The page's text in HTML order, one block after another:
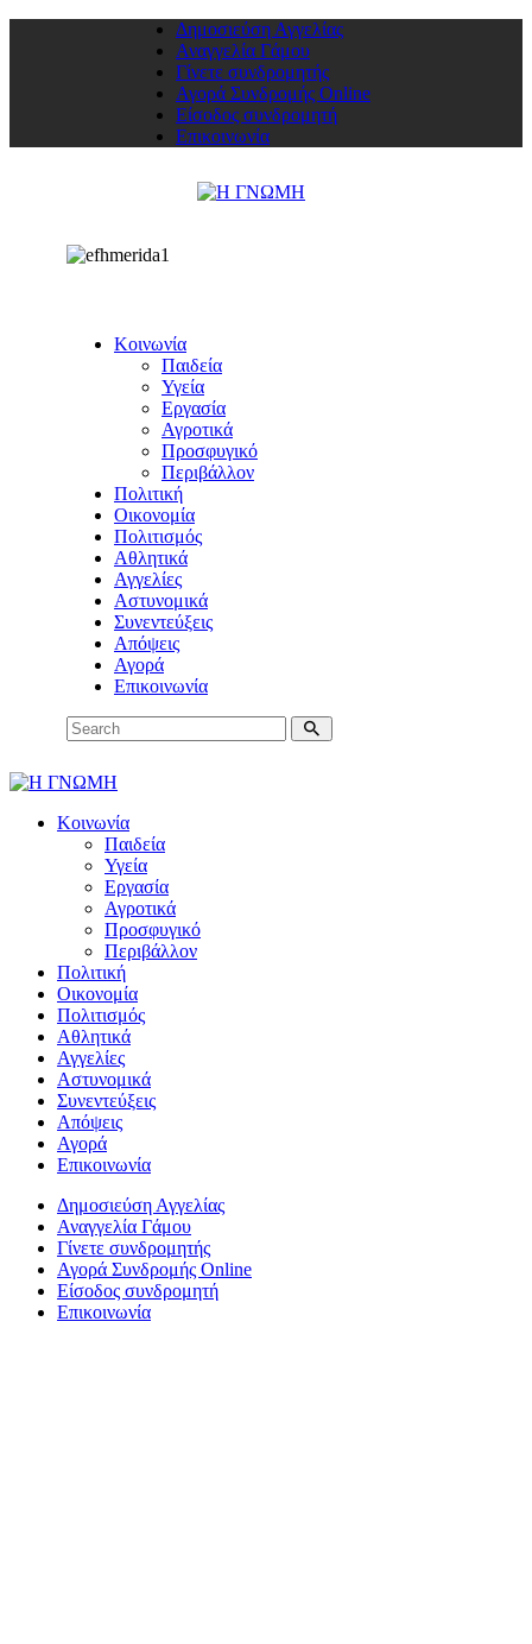
Δημοσιεύση Αγγελίας
Αναγγελία Γάμου
Γίνετε συνδρομητής
Αγορά Συνδρομής Online
Είσοδος συνδρομητή
Επικοινωνία
Κοινωνία
Παιδεία
Υγεία
Εργασία
Αγροτικά
Προσφυγικό
Περιβάλλον
Πολιτική
Οικονομία
Πολιτισμός
Αθλητικά
Αγγελίες
Αστυνομικά
Συνεντεύξεις
Απόψεις
Αγορά
Επικοινωνία
Κοινωνία
Παιδεία
Υγεία
Εργασία
Αγροτικά
Προσφυγικό
Περιβάλλον
Πολιτική
Οικονομία
Πολιτισμός
Αθλητικά
Αγγελίες
Αστυνομικά
Συνεντεύξεις
Απόψεις
Αγορά
Επικοινωνία
Δημοσιεύση Αγγελίας
Αναγγελία Γάμου
Γίνετε συνδρομητής
Αγορά Συνδρομής Online
Είσοδος συνδρομητή
Επικοινωνία